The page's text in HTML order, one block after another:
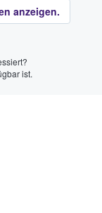
anzeigen.
ist.